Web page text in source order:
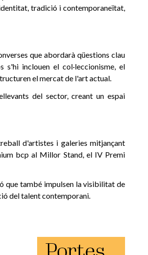
tradició i contemporaneïtat,
que abordarà qüestions clau
inclouen el col·leccionisme, el
el mercat de l'art actual.
del sector, creant un espai
d'artistes i galeries mitjançant
bcp al Millor Stand, el IV Premi
que també impulsen la visibilitat de
del talent contemporani.